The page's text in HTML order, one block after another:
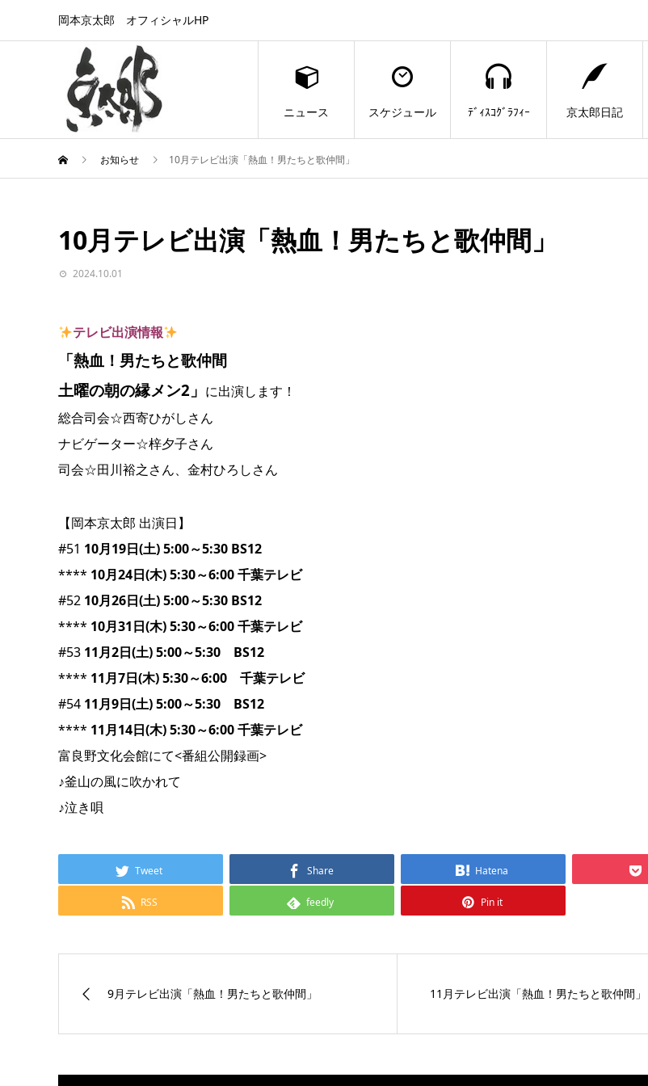
岡本京太郎 オフィシャルHP
ニュース スケジュール ﾃﾞｨｽｺｸﾞﾗﾌｨｰ 京太郎日記
お知らせ 10月テレビ出演「熱血！男たちと歌仲間」
10月テレビ出演「熱血！男たちと歌仲間」
2024.10.01
テレビ出演情報
「熱血！男たちと歌仲間
土曜の朝の縁メン2」 に出演します！
総合司会☆西寄ひがしさん
ナビゲーター☆梓夕子さん
司会☆田川裕之さん、金村ひろしさん
【岡本京太郎 出演日】
#51 10月19日(土) 5:00～5:30 BS12
**** 10月24日(木) 5:30～6:00 千葉テレビ
#52 10月26日(土) 5:00～5:30 BS12
**** 10月31日(木) 5:30～6:00 千葉テレビ
#53 11月2日(土) 5:00～5:30 BS12
**** 11月7日(木) 5:30～6:00 千葉テレビ
#54 11月9日(土) 5:00～5:30 BS12
**** 11月14日(木) 5:30～6:00 千葉テレビ
富良野文化会館にて<番組公開録画>
♪釜山の風に吹かれて
♪泣き唄
Tweet Share Hatena
RSS feedly Pin it
9月テレビ出演「熱血！男たちと歌仲間」 11月テレビ出演「熱血！男たちと歌仲間」